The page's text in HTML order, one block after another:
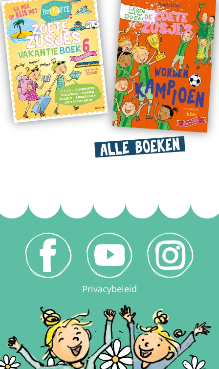
ALLE BOEKEN
Privacybeleid